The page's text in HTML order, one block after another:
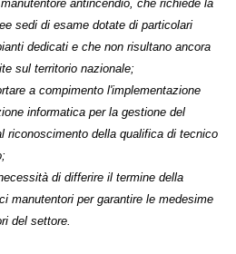
che questa normativa è
connesse alle modalità di qualificazione
sedi di esame dotate di particolari
dedicati e che non risultano ancora
sul territorio nazionale;
a compimento l'implementazione
informatica per la gestione del
riconoscimento della qualifica di